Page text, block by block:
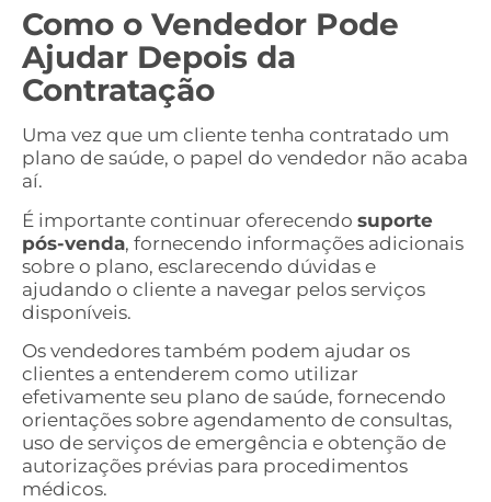
Como o Vendedor Pode
Ajudar Depois da
Contratação
Uma vez que um cliente tenha contratado um
plano de saúde, o papel do vendedor não acaba
aí.
É importante continuar oferecendo suporte
pós-venda, fornecendo informações adicionais
sobre o plano, esclarecendo dúvidas e
ajudando o cliente a navegar pelos serviços
disponíveis.
Os vendedores também podem ajudar os
clientes a entenderem como utilizar
efetivamente seu plano de saúde, fornecendo
orientações sobre agendamento de consultas,
uso de serviços de emergência e obtenção de
autorizações prévias para procedimentos
médicos.